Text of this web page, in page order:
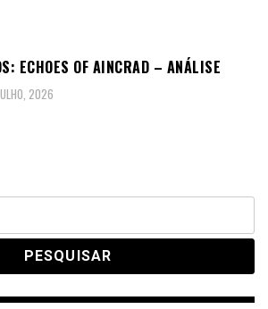
ECHOES OF AINCRAD – ANÁLISE
2026